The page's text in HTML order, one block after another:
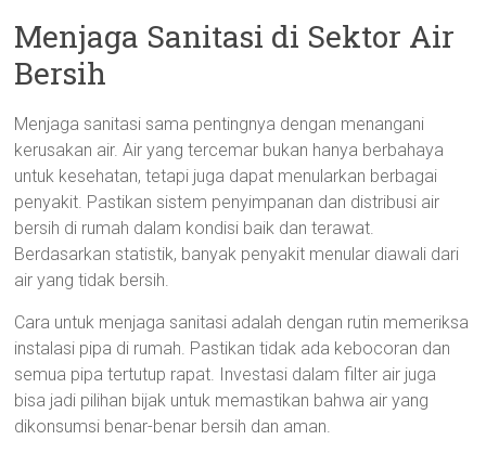
Menjaga Sanitasi di Sektor Air
Bersih
Menjaga sanitasi sama pentingnya dengan menangani
kerusakan air. Air yang tercemar bukan hanya berbahaya
untuk kesehatan, tetapi juga dapat menularkan berbagai
penyakit. Pastikan sistem penyimpanan dan distribusi air
bersih di rumah dalam kondisi baik dan terawat.
Berdasarkan statistik, banyak penyakit menular diawali dari
air yang tidak bersih.
Cara untuk menjaga sanitasi adalah dengan rutin memeriksa
instalasi pipa di rumah. Pastikan tidak ada kebocoran dan
semua pipa tertutup rapat. Investasi dalam filter air juga
bisa jadi pilihan bijak untuk memastikan bahwa air yang
dikonsumsi benar-benar bersih dan aman.